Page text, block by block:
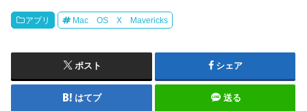
アプリ Mac OS X Mavericks
ポスト シェア
はてブ 送る